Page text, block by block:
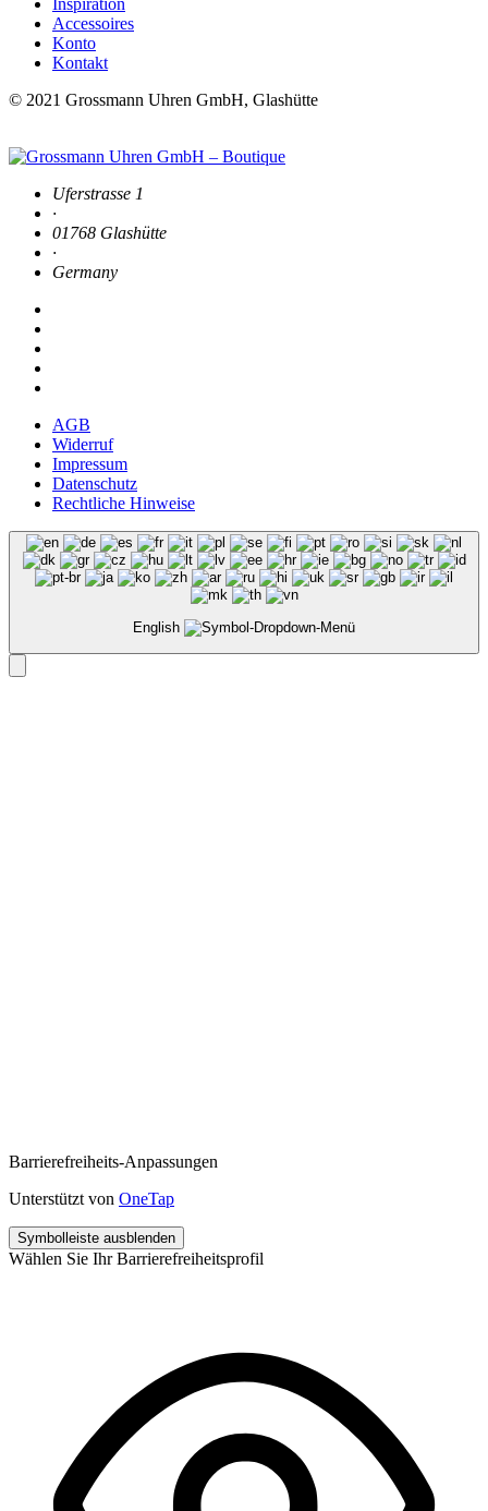
Inspiration
Accessoires
Konto
Kontakt
© 2021 Grossmann Uhren GmbH, Glashütte
Uferstrasse 1
·
01768 Glashütte
·
Germany
AGB
Widerruf
Impressum
Datenschutz
Rechtliche Hinweise
English
Barrierefreiheits-Anpassungen
Unterstützt von OneTap
Symbolleiste ausblenden
Wählen Sie Ihr Barrierefreiheitsprofil